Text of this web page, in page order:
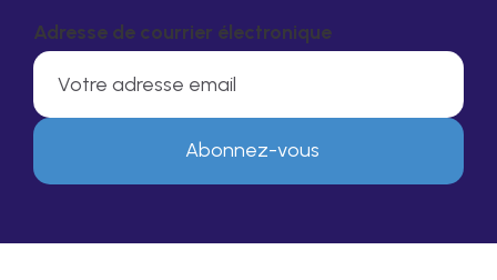
Adresse de courrier électronique